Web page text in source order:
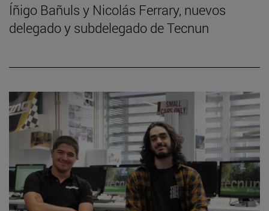
Íñigo Bañuls y Nicolás Ferrary, nuevos
delegado y subdelegado de Tecnun